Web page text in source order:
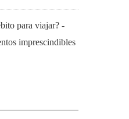
para viajar? -
imprescindibles